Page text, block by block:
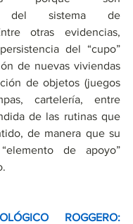
del sistema de
otras evidencias,
del “cupo”
de nuevas viviendas
de objetos (juegos
cartelería, entre
de las rutinas que
de manera que su
de apoyo”
ROGGERO: